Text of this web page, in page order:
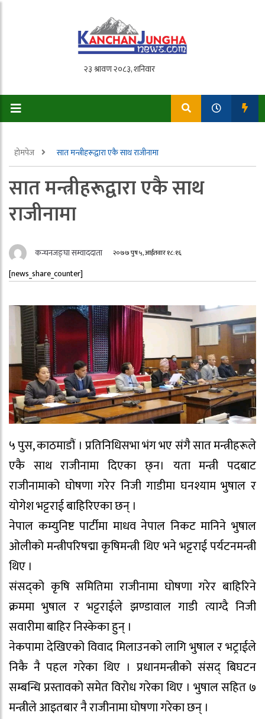
होमपेज सात मन्त्रीहरूद्वारा एकै साथ राजीनामा
सात मन्त्रीहरूद्वारा एकै साथ
राजीनामा
कन्चनजङ्घा सम्वाददाता २०७७ पुष ५, आईतवार १८:१६
[news_share_counter]
५ पुस, काठमाडौं । प्रतिनिधिसभा भंग भए संगै सात मन्त्रीहरूले
एकै साथ राजीनामा दिएका छ्न। यता मन्त्री पदबाट
राजीनामाको घोषणा गरेर निजी गाडीमा घनश्याम भुषाल र
योगेश भट्टराई बाहिरिएका छन् ।
नेपाल कम्युनिष्ट पार्टीमा माधव नेपाल निकट मानिने भुषाल
ओलीको मन्त्रीपरिषद्मा कृषिमन्त्री थिए भने भट्टराई पर्यटनमन्त्री
थिए ।
संसद्को कृषि समितिमा राजीनामा घोषणा गरेर बाहिरिने
क्रममा भुषाल र भट्टराईले झण्डावाल गाडी त्याग्दै निजी
सवारीमा बाहिर निस्केका हुन् ।
नेकपामा देखिएको विवाद मिलाउनको लागि भुषाल र भट्राईले
निकै नै पहल गरेका थिए । प्रधानमन्त्रीको संसद् बिघटन
सम्बन्धि प्रस्तावको समेत विरोध गरेका थिए । भुषाल सहित ७
मन्त्रीले आइतबार नै राजीनामा घोषणा गरेका छन् ।